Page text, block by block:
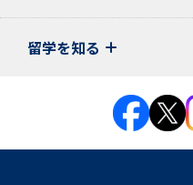
留学を知る